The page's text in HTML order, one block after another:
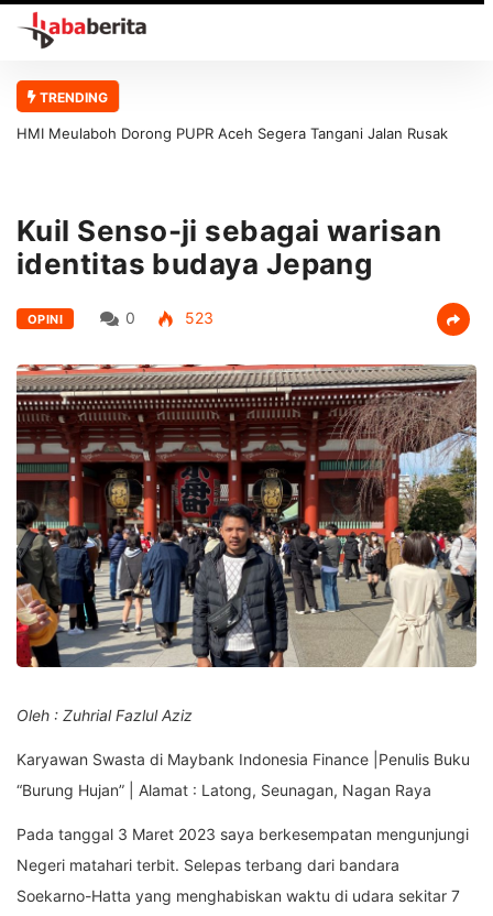
TRENDING
HMI Meulaboh Dorong PUPR Aceh Segera Tangani Jalan Rusak
Kuil Senso-ji sebagai warisan
identitas budaya Jepang
OPINI 0 523
Oleh : Zuhrial Fazlul Aziz
Karyawan Swasta di Maybank Indonesia Finance |Penulis Buku
“Burung Hujan” | Alamat : Latong, Seunagan, Nagan Raya
Pada tanggal 3 Maret 2023 saya berkesempatan mengunjungi
Negeri matahari terbit. Selepas terbang dari bandara
Soekarno-Hatta yang menghabiskan waktu di udara sekitar 7